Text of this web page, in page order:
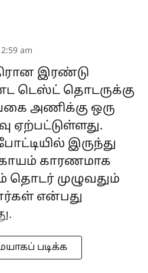
am
இரண்டு
டெஸ்ட் தொடருக்கு
அணிக்கு ஒரு
ஏற்பட்டுள்ளது.
இருந்து
காயம் காரணமாக
தொடர் முழுவதும்
என்பது
படிக்க